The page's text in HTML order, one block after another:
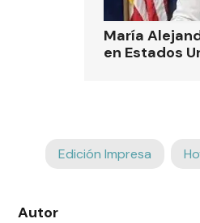
María
en Estados
Edición Impresa
Autor